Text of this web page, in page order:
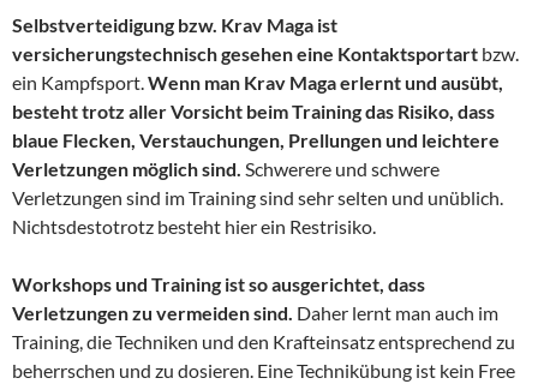
Selbstverteidigung bzw. Krav Maga ist
versicherungstechnisch gesehen eine Kontaktsportart bzw.
ein Kampfsport.Wenn man Krav Maga erlernt und ausübt,
besteht trotz aller Vorsicht beim Training das Risiko, dass
blaue Flecken, Verstauchungen, Prellungen und leichtere
Verletzungen möglich sind. Schwerere und schwere
Verletzungen sind im Training sind sehr selten und unüblich.
Nichtsdestotrotz besteht hier ein Restrisiko.
Workshops und Training ist so ausgerichtet, dass
Verletzungen zu vermeiden sind. Daher lernt man auch im
Training, die Techniken und den Krafteinsatz entsprechend zu
beherrschen und zu dosieren. Eine Technikübung ist kein Free